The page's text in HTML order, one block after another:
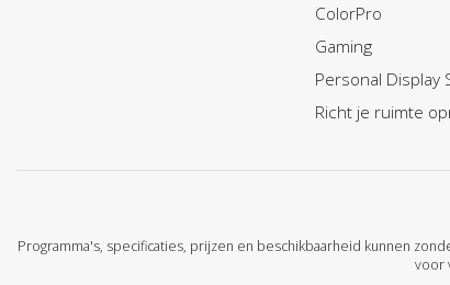
ColorPro
Gaming
Personal Display
Richt je ruimte
Programma's, specificaties, prijzen en beschikbaarheid kunnen
voor